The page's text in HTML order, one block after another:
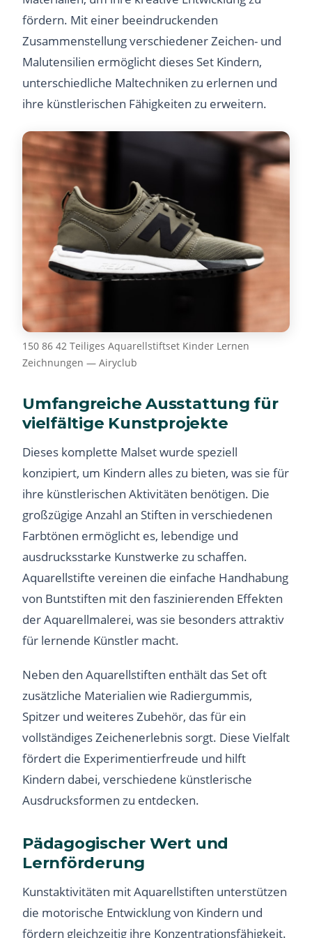
fördern. Mit einer beeindruckenden
Zusammenstellung verschiedener Zeichen- und
Malutensilien ermöglicht dieses Set Kindern,
unterschiedliche Maltechniken zu erlernen und
ihre künstlerischen Fähigkeiten zu erweitern.
150 86 42 Teiliges Aquarellstiftset Kinder Lernen
Zeichnungen — Airyclub
Umfangreiche Ausstattung für
vielfältige Kunstprojekte
Dieses komplette Malset wurde speziell
konzipiert, um Kindern alles zu bieten, was sie für
ihre künstlerischen Aktivitäten benötigen. Die
großzügige Anzahl an Stiften in verschiedenen
Farbtönen ermöglicht es, lebendige und
ausdrucksstarke Kunstwerke zu schaffen.
Aquarellstifte vereinen die einfache Handhabung
von Buntstiften mit den faszinierenden Effekten
der Aquarellmalerei, was sie besonders attraktiv
für lernende Künstler macht.
Neben den Aquarellstiften enthält das Set oft
zusätzliche Materialien wie Radiergummis,
Spitzer und weiteres Zubehör, das für ein
vollständiges Zeichenerlebnis sorgt. Diese Vielfalt
fördert die Experimentierfreude und hilft
Kindern dabei, verschiedene künstlerische
Ausdrucksformen zu entdecken.
Pädagogischer Wert und
Lernförderung
Kunstaktivitäten mit Aquarellstiften unterstützen
die motorische Entwicklung von Kindern und
fördern gleichzeitig ihre Konzentrationsfähigkeit.